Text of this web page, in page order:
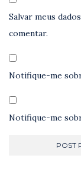
Salvar meus
comentar.
Notifique-me
Notifique-me